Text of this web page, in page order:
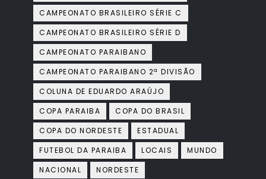
CAMPEONATO BRASILEIRO SÉRIE C
CAMPEONATO BRASILEIRO SÉRIE D
CAMPEONATO PARAIBANO
CAMPEONATO PARAIBANO 2ª DIVISÃO
COLUNA DE EDUARDO ARAÚJO
COPA PARAIBA
COPA DO BRASIL
COPA DO NORDESTE
ESTADUAL
FUTEBOL DA PARAIBA
LOCAIS
MUNDO
NACIONAL
NORDESTE